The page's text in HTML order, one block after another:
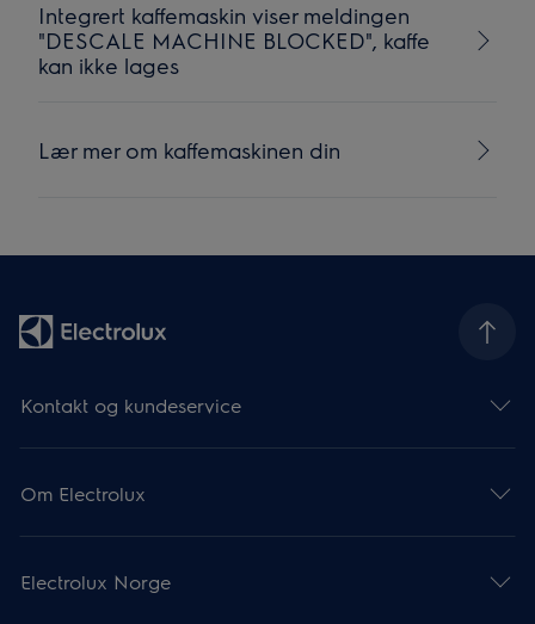
Integrert kaffemaskin viser meldingen
"DESCALE MACHINE BLOCKED", kaffe
kan ikke lages
Lær mer om kaffemaskinen din
Kontakt og kundeservice
Om Electrolux
Electrolux Norge